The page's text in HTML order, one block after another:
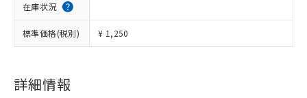
在庫状況
標準価格(税別) ¥ 1,250
詳細情報